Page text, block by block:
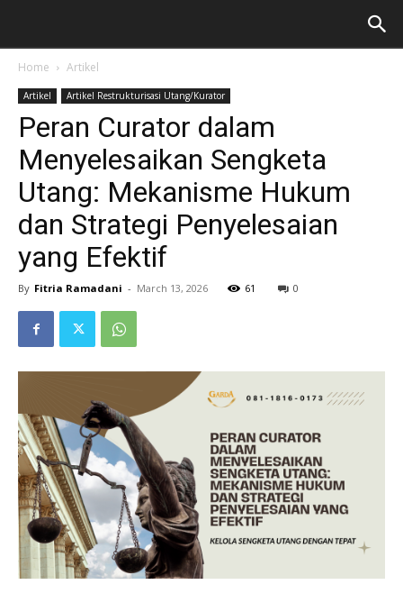
Home Artikel
Artikel Artikel Restrukturisasi Utang/Kurator
Peran Curator dalam
Menyelesaikan Sengketa
Utang: Mekanisme Hukum
dan Strategi Penyelesaian
yang Efektif
By Fitria Ramadani - March 13, 2026 61 0